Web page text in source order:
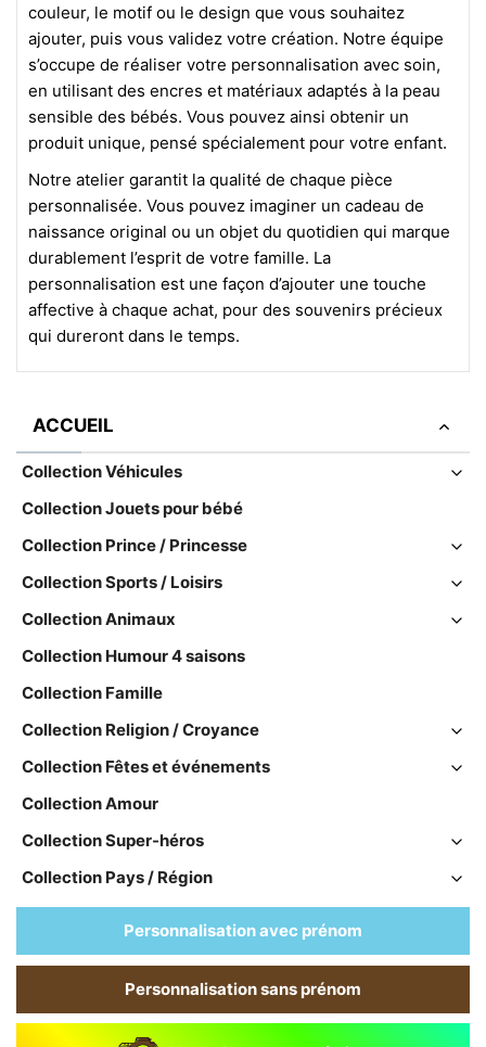
couleur, le motif ou le design que vous souhaitez
ajouter, puis vous validez votre création. Notre équipe
s’occupe de réaliser votre personnalisation avec soin,
en utilisant des encres et matériaux adaptés à la peau
sensible des bébés. Vous pouvez ainsi obtenir un
produit unique, pensé spécialement pour votre enfant.
Notre atelier garantit la qualité de chaque pièce
personnalisée. Vous pouvez imaginer un cadeau de
naissance original ou un objet du quotidien qui marque
durablement l’esprit de votre famille. La
personnalisation est une façon d’ajouter une touche
affective à chaque achat, pour des souvenirs précieux
qui dureront dans le temps.
ACCUEIL
Collection Véhicules
Collection Jouets pour bébé
Collection Prince / Princesse
Collection Sports / Loisirs
Collection Animaux
Collection Humour 4 saisons
Collection Famille
Collection Religion / Croyance
Collection Fêtes et événements
Collection Amour
Collection Super-héros
Collection Pays / Région
Personnalisation avec prénom
Personnalisation sans prénom